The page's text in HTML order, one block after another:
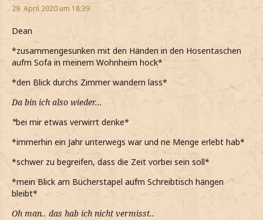
29. April 2020 um 18:39
Dean
*zusammengesunken mit den Händen in den Hosentaschen
aufm Sofa in meinem Wohnheim hock*
*den Blick durchs Zimmer wandern lass*
Da bin ich also wieder...
*bei mir etwas verwirrt denke*
*immerhin ein Jahr unterwegs war und ne Menge erlebt hab*
*schwer zu begreifen, dass die Zeit vorbei sein soll*
*mein Blick am Bücherstapel aufm Schreibtisch hängen
bleibt*
Oh man.. das hab ich nicht vermisst..